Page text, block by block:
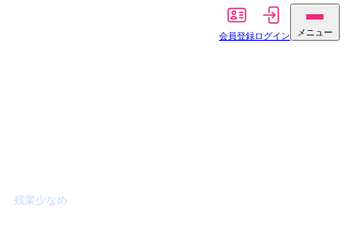
会員登録ログイン メニュー
残業少なめ